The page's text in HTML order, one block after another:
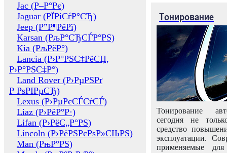
Jac (Р–Р°Рє)
Jaguar (РЇРіСѓР°СЂ)
Jeep (Р”Р¶РёРї)
Karsan (РљР°СЂСЃР°РЅ)
Kia (РљРёР°)
Lancia (Р›Р°РЅС‡РёСЏ,
Р›Р°РЅС‡Р°)
Land Rover (Р›РµРЅРґ
Р РѕРІРµСЂ)
Lexus (Р›РµРєСЃСѓСЃ)
Liaz (Р›РёР°Р·)
Lifan (Р›РёС„Р°РЅ)
Lincoln (Р›РёРЅРєРѕР»СЊРЅ)
Man (РњР°РЅ)
Тонирование
Тонирование
сегодня не
средство
эксплуатации.
применяемые